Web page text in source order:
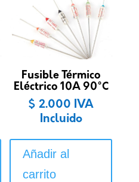
Fusible Térmico
Eléctrico 10A 90°C
$ 2.000 IVA
Incluido
Añadir al
carrito